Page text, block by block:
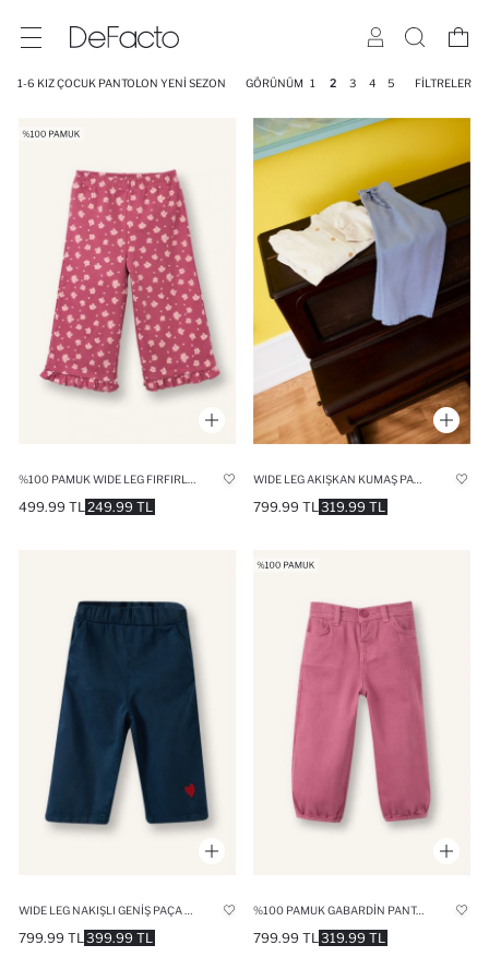
1-6 KIZ ÇOCUK PANTOLON YENI SEZON GÖRÜNÜM 1 2 3 4 5 FILTRELER
249.99 TL
499.99 TL 319.99 TL
799.99 TL
399.99 TL
799.99 TL
%100 PAMUK GABARDIN PANTOLON KIZ BEBEK
319.99 TL
799.99 TL